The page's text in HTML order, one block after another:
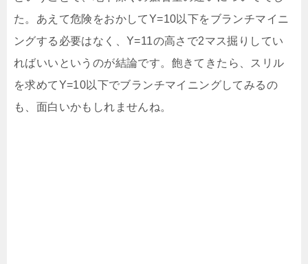
た。あえて危険をおかしてY=10以下をブランチマイニ
ングする必要はなく、Y=11の高さで2マス掘りしてい
ればいいというのが結論です。飽きてきたら、スリル
を求めてY=10以下でブランチマイニングしてみるの
も、面白いかもしれませんね。